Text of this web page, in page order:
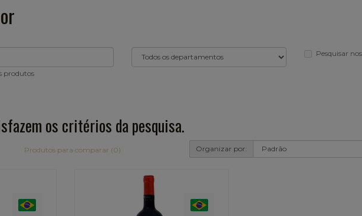
Pesquisar
produtos
os critérios da pesquisa.
Produtos para comparar (0) Organizar por: